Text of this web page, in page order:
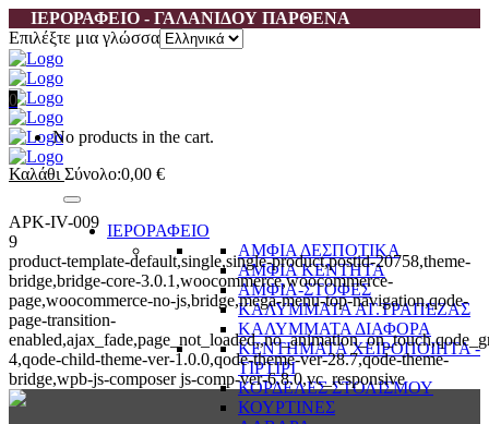
ΙΕΡΟΡΑΦΕΙΟ - ΓΑΛΑΝΙΔΟΥ ΠΑΡΘΕΝΑ
Επιλέξτε μια γλώσσα
0
No products in the cart.
Καλάθι Σύνολο:0,00 €
ΙΕΡΟΡΑΦΕΙΟ
ΑΜΦΙΑ ΔΕΣΠΟΤΙΚΑ
ΑΜΦΙΑ ΚΕΝΤΗΤΑ
ΑΜΦΙΑ-ΣΤΟΦΕΣ
ΚΑΛΥΜΜΑΤΑ ΑΓ.ΤΡΑΠΕΖΑΣ
ΚΑΛΥΜΜΑΤΑ ΔΙΑΦΟΡΑ
ΚΕΝΤΗΜΑΤΑ ΧΕΙΡΟΠΟΙΗΤΑ -
ΤΙΡΤΙΡΙ
ΚΟΡΔΕΛΕΣ ΣΤΟΛΙΣΜΟΥ
ΚΟΥΡΤΙΝΕΣ
APK-IV-009
9
product-template-default,single,single-product,postid-20758,theme-
bridge,bridge-core-3.0.1,woocommerce,woocommerce-
page,woocommerce-no-js,bridge,mega-menu-top-navigation,qode-
page-transition-
4,qode-child-theme-ver-1.0.0,qode-theme-ver-28.7,qode-theme-
bridge,wpb-js-composer js-comp-ver-6.8.0,vc_responsive